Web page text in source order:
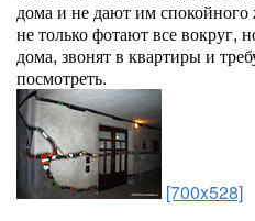
дома и не дают им
не только фотают все вокруг,
дома, звонят в квартиры и
посмотреть.
[700x528]